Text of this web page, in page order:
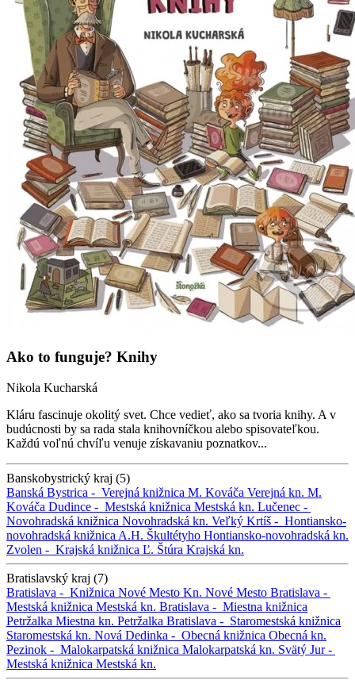
Ako to funguje? Knihy
Nikola Kucharská
Kláru fascinuje okolitý svet. Chce vedieť, ako sa tvoria knihy. A v
budúcnosti by sa rada stala knihovníčkou alebo spisovateľkou.
Každú voľnú chvíľu venuje získavaniu poznatkov...
Banskobystrický kraj (5)
Banská Bystrica - Verejná knižnica M. Kováča Verejná kn. M.
Kováča Dudince - Mestská knižnica Mestská kn. Lučenec -
Novohradská knižnica Novohradská kn. Veľký Krtíš - Hontiansko-
novohradská knižnica A.H. Škultétyho Hontiansko-novohradská kn.
Zvolen - Krajská knižnica Ľ. Štúra Krajská kn.
Bratislavský kraj (7)
Bratislava - Knižnica Nové Mesto Kn. Nové Mesto Bratislava -
Mestská knižnica Mestská kn. Bratislava - Miestna knižnica
Petržalka Miestna kn. Petržalka Bratislava - Staromestská knižnica
Staromestská kn. Nová Dedinka - Obecná knižnica Obecná kn.
Pezinok - Malokarpatská knižnica Malokarpatská kn. Svätý Jur -
Mestská knižnica Mestská kn.